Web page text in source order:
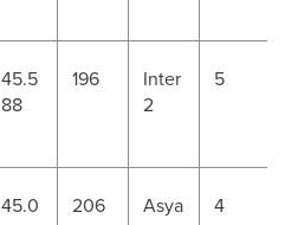
45.5
88
196
Inter
2
5
45.0
206
Asya
4